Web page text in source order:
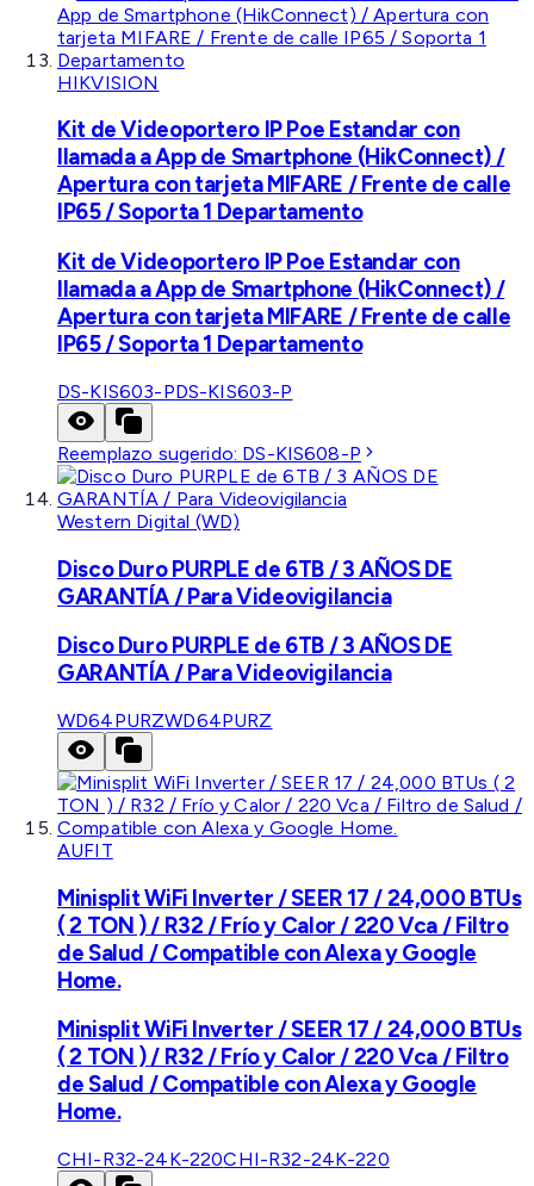
HIKVISION
Kit de Videoportero IP Poe Estandar con
llamada a App de Smartphone (HikConnect) /
Apertura con tarjeta MIFARE / Frente de calle
IP65 / Soporta 1 Departamento
Kit de Videoportero IP Poe Estandar con
llamada a App de Smartphone (HikConnect) /
Apertura con tarjeta MIFARE / Frente de calle
IP65 / Soporta 1 Departamento
DS-KIS603-PDS-KIS603-P
Reemplazo sugerido: DS-KIS608-P
Western Digital (WD)
Disco Duro PURPLE de 6TB / 3 AÑOS DE
GARANTÍA / Para Videovigilancia
Disco Duro PURPLE de 6TB / 3 AÑOS DE
GARANTÍA / Para Videovigilancia
WD64PURZWD64PURZ
AUFIT
Minisplit WiFi Inverter / SEER 17 / 24,000 BTUs
( 2 TON ) / R32 / Frío y Calor / 220 Vca / Filtro
de Salud / Compatible con Alexa y Google
Home.
Minisplit WiFi Inverter / SEER 17 / 24,000 BTUs
( 2 TON ) / R32 / Frío y Calor / 220 Vca / Filtro
de Salud / Compatible con Alexa y Google
Home.
CHI-R32-24K-220CHI-R32-24K-220